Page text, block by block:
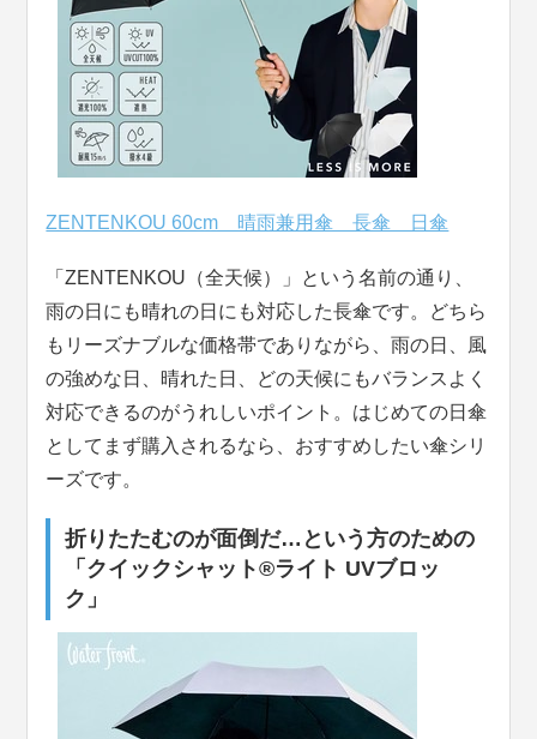
ZENTENKOU 60cm 晴雨兼用傘 長傘 日傘
「ZENTENKOU（全天候）」という名前の通り、
雨の日にも晴れの日にも対応した長傘です。どちら
もリーズナブルな価格帯でありながら、雨の日、風
の強めな日、晴れた日、どの天候にもバランスよく
対応できるのがうれしいポイント。はじめての日傘
としてまず購入されるなら、おすすめしたい傘シリ
ーズです。
折りたたむのが面倒だ…という方のための
「クイックシャット®ライト UVブロッ
ク」